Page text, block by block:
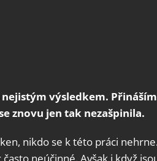
výsledkem.
znovu jen tak nezašpinila.
nikdo se k této práci